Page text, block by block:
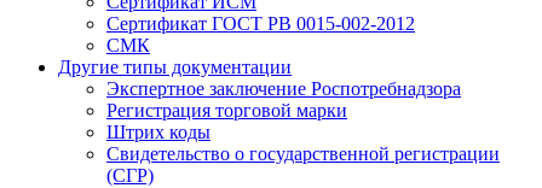
Сертификат ГОСТ РВ 0015-002-2012
СМК
Другие типы документации
Экспертное заключение Роспотребнадзора
Регистрация торговой марки
Штрих коды
Свидетельство о государственной регистрации
(СГР)